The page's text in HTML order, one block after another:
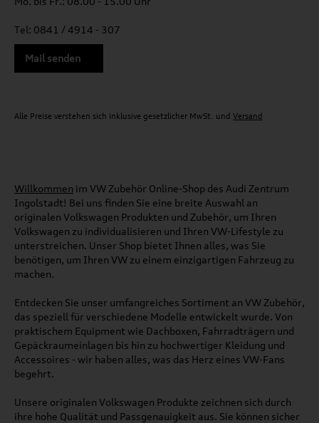
Tel: 0841 / 4914 - 307
Mail senden
Alle Preise verstehen sich inklusive gesetzlicher MwSt. und Versand
Willkommen im VW Zubehör Online-Shop des Audi Zentrum
Ingolstadt! Bei uns finden Sie eine breite Auswahl an
originalen Volkswagen Produkten und Zubehör, um Ihren
Volkswagen zu individualisieren und Ihren VW-Lifestyle zu
unterstreichen. Unser Shop bietet Ihnen alles, was Sie
benötigen, um Ihren VW zu einem einzigartigen Fahrzeug zu
machen.
Entdecken Sie unser umfangreiches Sortiment an VW Zubehör,
das speziell für verschiedene Modelle entwickelt wurde. Von
praktischem Equipment wie Dachboxen, Fahrradträgern und
Gepäckraumeinlagen bis hin zu hochwertiger Kleidung und
Accessoires - wir haben alles, was das Herz eines VW-Fans
begehrt.
Unsere originalen Volkswagen Produkte zeichnen sich durch
ihre hohe Qualität und Passgenauigkeit aus. Sie können sicher